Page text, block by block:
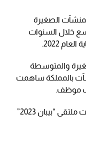
الصغيرة
خلال السنوات
والمتوسطة
بالمملكة ساهمت
وجاء حديث الحسيني، خلال انطلاق فعاليات ملتقى “بيبان 2023”